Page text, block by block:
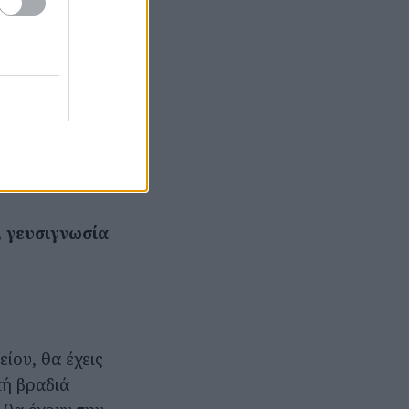
οίνου,
βιβλίων,
Αιγιάλειας
που αξίζει
θα έχεις
βραδιά